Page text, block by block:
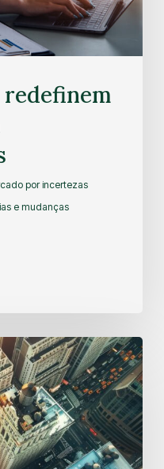
redefinem
por incertezas
e mudanças